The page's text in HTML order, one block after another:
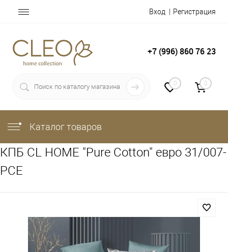
Вход Регистрация
+7 (996) 860 76 23
0 0
Каталог товаров
КПБ CL HOME "Pure Cotton" евро 31/007-
PCE